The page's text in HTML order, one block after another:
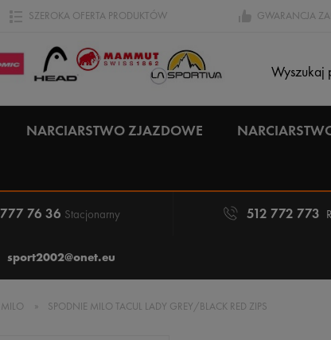
SZEROKA OFERTA PRODUKTÓW GWARANCJA
NARCIARSTWO ZJAZDOWE
76 36 Stacjonarny 512 772 773
sport2002@onet.eu
MILO » SPODNIE MILO TACUL LADY GREY/BLACK RED ZIPS